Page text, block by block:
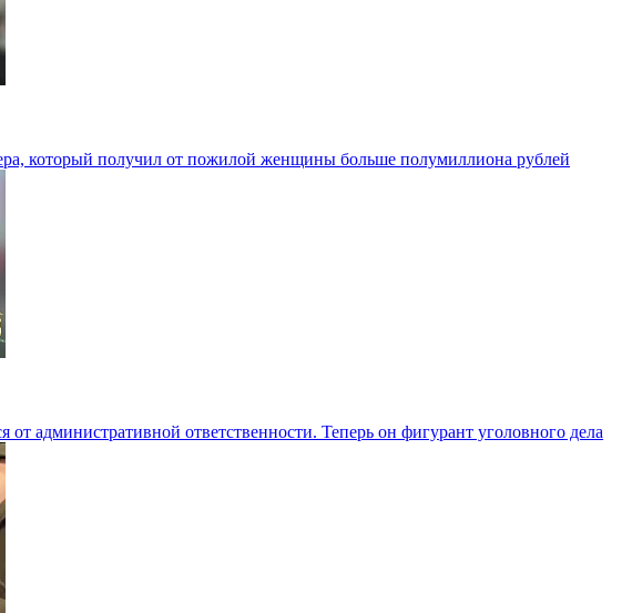
который получил от пожилой женщины больше полумиллиона рублей
административной ответственности. Теперь он фигурант уголовного дела